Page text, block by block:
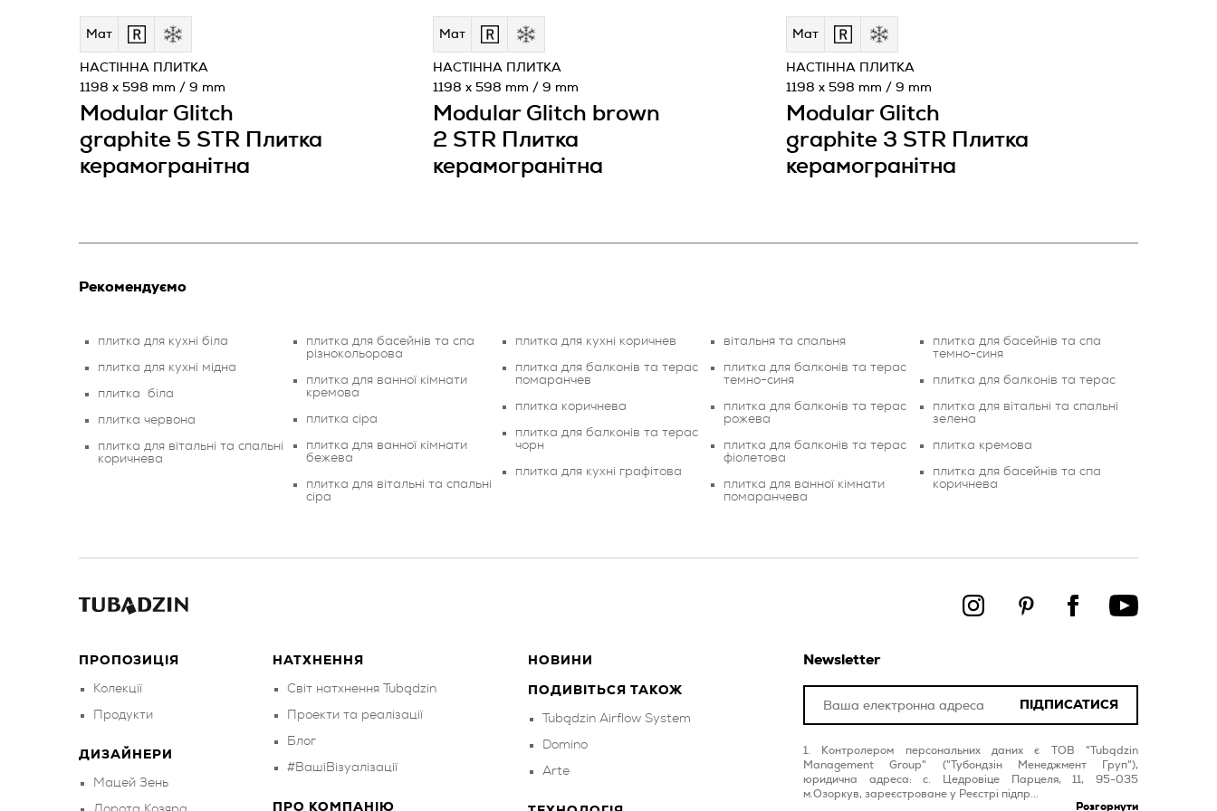
Мат
Modular Glitch
graphite 5 STR Плитка
керамогранітна
НАСТІННА ПЛИТКА
1198 x 598 mm / 9 mm
Мат
Modular Glitch brown
2 STR Плитка
керамогранітна
НАСТІННА ПЛИТКА
1198 x 598 mm / 9 mm
Мат
Modular Glitch
graphite 3 STR Плитка
керамогранітна
НАСТІННА ПЛИТКА
1198 x 598 mm / 9 mm
Рекомендуємо
плитка для кухні біла
плитка для кухні мідна
плитка біла
плитка червона
плитка для вітальні та спальні
коричнева
плитка для басейнів та спа
різнокольорова
плитка для ванної кімнати
кремова
плитка сіра
плитка для ванної кімнати
бежева
плитка для вітальні та спальні
сіра
плитка для кухні коричнев
плитка для балконів та терас
помаранчев
плитка коричнева
плитка для балконів та терас
чорн
плитка для кухні графітова
вітальня та спальня
плитка для балконів та терас
темно-синя
плитка для балконів та терас
рожева
плитка для балконів та терас
фіолетова
плитка для ванної кімнати
помаранчева
плитка для басейнів та спа
темно-синя
плитка для балконів та терас
плитка для вітальні та спальні
зелена
плитка кремова
плитка для басейнів та спа
коричнева
ПРОПОЗИЦІЯ
Колекції
Продукти
ДИЗАЙНЕРИ
Мацей Зень
НАТХНЕННЯ
Світ натхнення Tubądzin
Проекти та реалізації
Блог
#ВашіВізуалізації
ПРО КОМПАНІЮ
НОВИНИ
ПОДИВІТЬСЯ ТАКОЖ
Tubądzin Airflow System
Domino
Arte
Newsletter
ПІДПИСАТИСЯ
Контролером персональних даних є ТОВ "Tubądzin
Management Group" ("Тубондзін Менеджмент Груп"),
юридична адреса: с. Цедровіце Парцеля, 11, 95-035
м.Озоркув, зареєстроване у Реєстрі підпр...
Розгорнути